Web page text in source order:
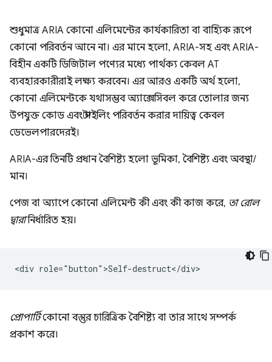
শুধুমাত্র ARIA কোনো এলিমেন্টের কার্যকারিতা বা বাহ্যিক রূপে
কোনো পরিবর্তন আনে না। এর মানে হলো, ARIA-সহ এবং ARIA-
বিহীন একটি ডিজিটাল পণ্যের মধ্যে পার্থক্য কেবল AT
ব্যবহারকারীরাই লক্ষ্য করবেন। এর আরও একটি অর্থ হলো,
কোনো এলিমেন্টকে যথাসম্ভব অ্যাক্সেসিবল করে তোলার জন্য
উপযুক্ত কোড এবং স্টাইলিং পরিবর্তন করার দায়িত্ব কেবল
ডেভেলপারদেরই।
ARIA-এর তিনটি প্রধান বৈশিষ্ট্য হলো ভূমিকা, বৈশিষ্ট্য এবং অবস্থা/
মান।
পেজ বা অ্যাপে কোনো এলিমেন্ট কী এবং কী কাজ করে, তা রোল
দ্বারানির্ধারিত হয়।
প্রোপার্টিকোনো বস্তুর চারিত্রিক বৈশিষ্ট্য বা তার সাথে সম্পর্ক
প্রকাশ করে।